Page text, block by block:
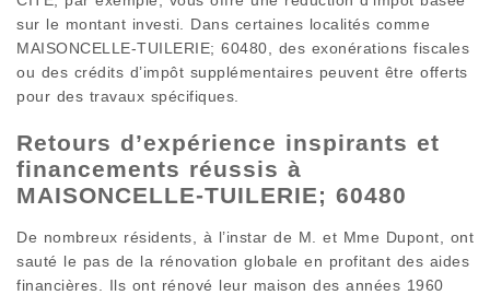
sur le montant investi. Dans certaines localités comme
MAISONCELLE-TUILERIE; 60480, des exonérations fiscales
ou des crédits d’impôt supplémentaires peuvent être offerts
pour des travaux spécifiques.
Retours d’expérience inspirants et
financements réussis à
MAISONCELLE-TUILERIE; 60480
De nombreux résidents, à l’instar de M. et Mme Dupont, ont
sauté le pas de la rénovation globale en profitant des aides
financières. Ils ont rénové leur maison des années 1960